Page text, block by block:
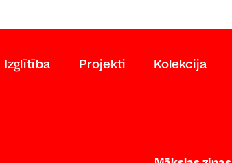
Izglītība Projekti Kolekcija